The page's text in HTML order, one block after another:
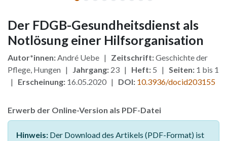
Der FDGB-Gesundheitsdienst als
Notlösung einer Hilfsorganisation
Autor*innen:André Uebe | Zeitschrift:Geschichte der
Pflege, Hungen | Jahrgang: 23 | Heft: 5 | Seiten: 1 bis 1
| Erscheinung: 16.05.2020 | DOI: 10.3936/docid203155
Erwerb der Online-Version als PDF-Datei
Hinweis: Der Download des Artikels (PDF-Format) ist